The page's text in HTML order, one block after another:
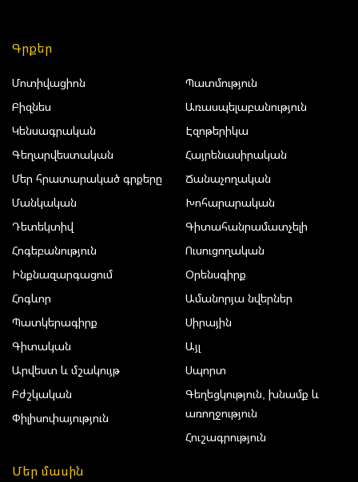
Գրքեր
Մոտիվացիոն
Բիզնես
Կենսագրական
Գեղարվեստական
Մեր հրատարակած գրքերը
Մանկական
Դետեկտիվ
Հոգեբանություն
Ինքնազարգացում
Հոգևոր
Պատկերագիրք
Գիտական
Արվեստ և մշակույթ
Բժշկական
Փիլիսոփայություն
Պատմություն
Առասպելաբանություն
Էզոթերիկա
Հայրենասիրական
Ճանաչողական
Խոհարարական
Գիտահանրամատչելի
Ուսուցողական
Օրենսգիրք
Ամանորյա նվերներ
Սիրային
Այլ
Սպորտ
Գեղեցկություն, խնամք և
առողջություն
Հուշագրություն
Մեր մասին